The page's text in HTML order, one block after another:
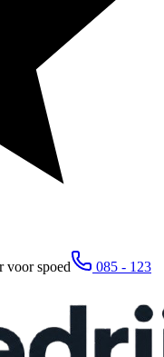
voor spoed
085 - 123